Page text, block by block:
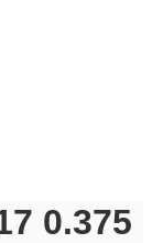
0.375